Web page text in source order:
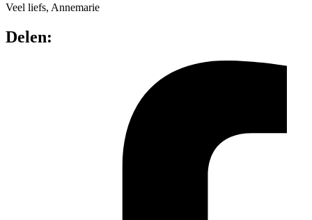
Veel liefs, Annemarie
Delen: